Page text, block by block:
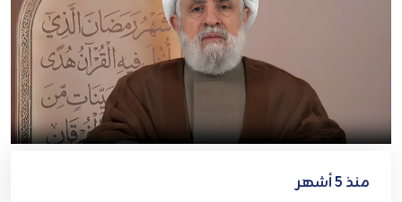
منذ 5 أشهر